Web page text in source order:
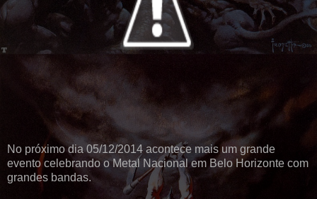
No próximo dia 05/12/2014 acontece mais um grande
evento celebrando o Metal Nacional em Belo Horizonte com
grandes bandas.